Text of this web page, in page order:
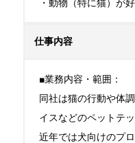
・動物（特に猫）が
仕事内容
■業務内容・範囲：
同社は猫の行動や体
イスなどのペットテ
近年では犬向けのプ